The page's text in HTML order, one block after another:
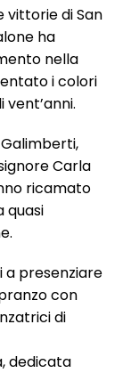
vittorie di San
ha
nella
i colori
Carla
ricamato
quasi
a presenziare
con
di
dedicata